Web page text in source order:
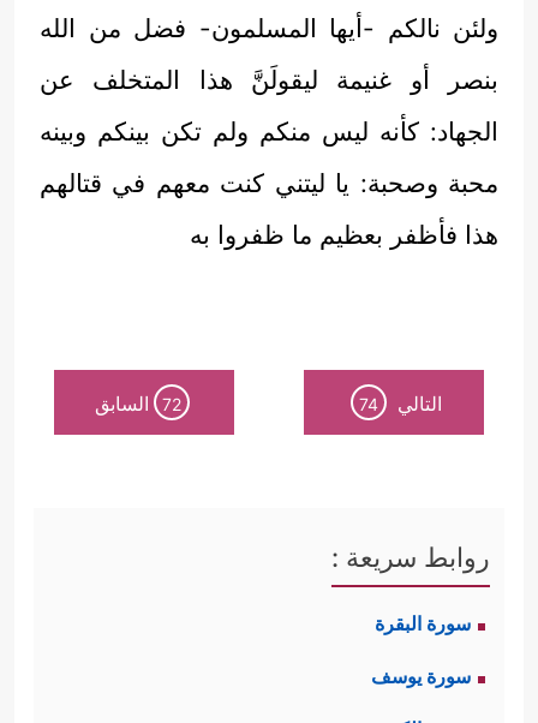
ولئن نالكم -أيها المسلمون- فضل من الله
بنصر أو غنيمة ليقولَنَّ هذا المتخلف عن
الجهاد: كأنه ليس منكم ولم تكن بينكم وبينه
محبة وصحبة: يا ليتني كنت معهم في قتالهم
هذا فأظفر بعظيم ما ظفروا به
التالي 74
72 السابق
روابط سريعة :
سورة البقرة
سورة يوسف